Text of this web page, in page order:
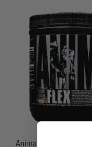
Animal Flex - Poudre